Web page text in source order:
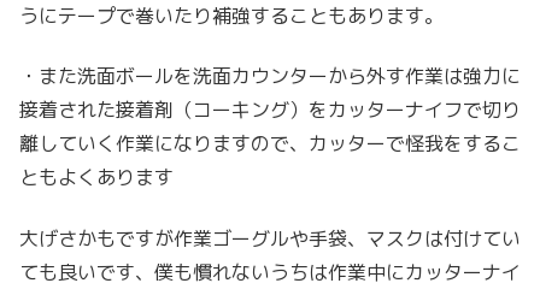
うにテープで巻いたり補強することもあります。
・また洗面ボールを洗面カウンターから外す作業は強力に
接着された接着剤（コーキング）をカッターナイフで切り
離していく作業になりますので、カッターで怪我をするこ
ともよくあります
大げさかもですが作業ゴーグルや手袋、マスクは付けてい
ても良いです、僕も慣れないうちは作業中にカッターナイ